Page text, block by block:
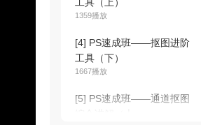
1359播放
[4] PS速成班——抠图进阶
工具（下）
1667播放
[5] PS速成班——通道抠图